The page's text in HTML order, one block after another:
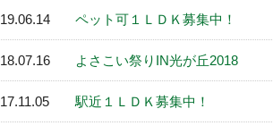
ペット可１ＬＤＫ募集中！
よさこい祭りIN光が丘2018
駅近１ＬＤＫ募集中！